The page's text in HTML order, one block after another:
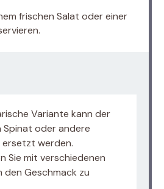
frischen Salat oder einer
Variante kann der
Spinat oder andere
werden.
Sie mit verschiedenen
den Geschmack zu